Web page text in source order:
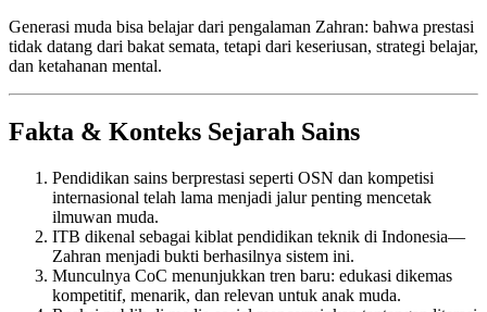
Generasi muda bisa belajar dari pengalaman Zahran: bahwa prestasi
tidak datang dari bakat semata, tetapi dari keseriusan, strategi belajar,
dan ketahanan mental.
Fakta & Konteks Sejarah Sains
Pendidikan sains berprestasi seperti OSN dan kompetisi
internasional telah lama menjadi jalur penting mencetak
ilmuwan muda.
ITB dikenal sebagai kiblat pendidikan teknik di Indonesia—
Zahran menjadi bukti berhasilnya sistem ini.
Munculnya CoC menunjukkan tren baru: edukasi dikemas
kompetitif, menarik, dan relevan untuk anak muda.